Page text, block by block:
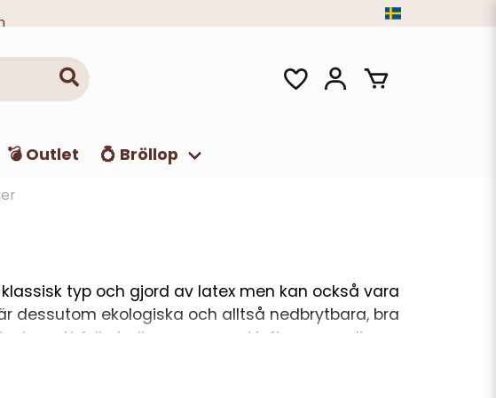
💣 Outlet 💍 Bröllop
typ och gjord av latex men kan också vara
dessutom ekologiska och alltså nedbrytbara, bra
bra att fylla ballongerna med luft, genom dina